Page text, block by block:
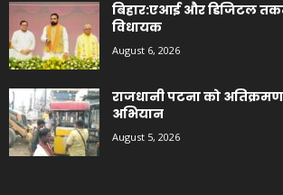
बिहार:एआई और डिजिटल
विधायक
August 6, 2026
राजधानी पटना को
अभियान
August 5, 2026